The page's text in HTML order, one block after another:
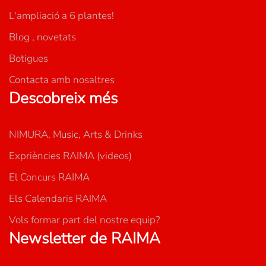
L'ampliació a 6 plantes!
Blog , novetats
Botigues
Contacta amb nosaltres
Descobreix més
NIMURA, Music, Arts & Drinks
Expriències RAIMA (videos)
El Concurs RAIMA
Els Calendaris RAIMA
Vols formar part del nostre equip?
Newsletter de RAIMA